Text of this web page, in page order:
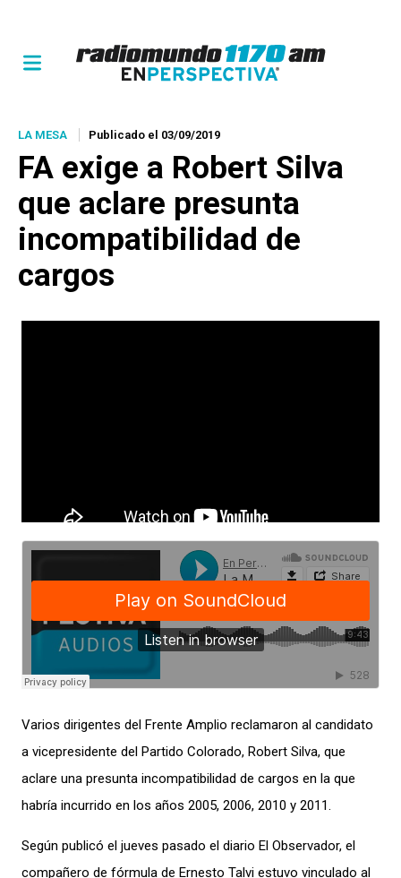
LA MESA Publicado el 03/09/2019
FA exige a Robert Silva
que aclare presunta
incompatibilidad de
cargos
Varios dirigentes del Frente Amplio reclamaron al candidato
a vicepresidente del Partido Colorado, Robert Silva, que
aclare una presunta incompatibilidad de cargos en la que
habría incurrido en los años 2005, 2006, 2010 y 2011.
Según publicó el jueves pasado el diario El Observador, el
compañero de fórmula de Ernesto Talvi estuvo vinculado al